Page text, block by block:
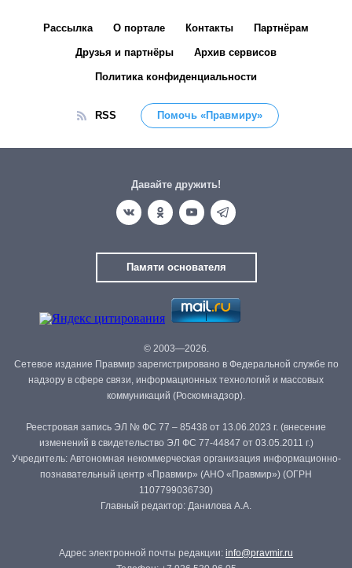
Рассылка О портале Контакты Партнёрам
Друзья и партнёры Архив сервисов
Политика конфиденциальности
RSS Помочь «Правмиру»
Давайте дружить!
Памяти основателя
© 2003—2026.
Сетевое издание Правмир зарегистрировано в Федеральной службе по
надзору в сфере связи, информационных технологий и массовых
коммуникаций (Роскомнадзор).
Реестровая запись ЭЛ № ФС 77 – 85438 от 13.06.2023 г. (внесение
изменений в свидетельство ЭЛ ФС 77-44847 от 03.05.2011 г.)
Учредитель: Автономная некоммерческая организация информационно-
познавательный центр «Правмир» (АНО «Правмир») (ОГРН
1107799036730)
Главный редактор: Данилова А.А.
Адрес электронной почты редакции: info@pravmir.ru